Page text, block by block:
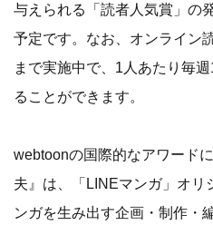
与えられる「読者人気賞」の
予定です。なお、オンライン
まで実施中で、1人あたり毎
ることができます。
webtoonの国際的なアワード
夫』は、「LINEマンガ」オリ
ンガを生み出す企画・制作・